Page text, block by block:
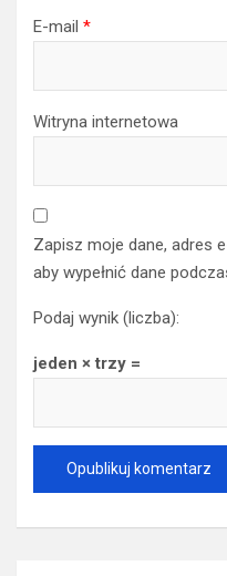
E-mail *
Witryna internetowa
Zapisz moje dane, adres
aby wypełnić dane
Podaj wynik (liczba):
jeden × trzy =